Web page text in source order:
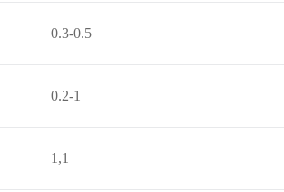
0.3-0.5
0.2-1
1,1